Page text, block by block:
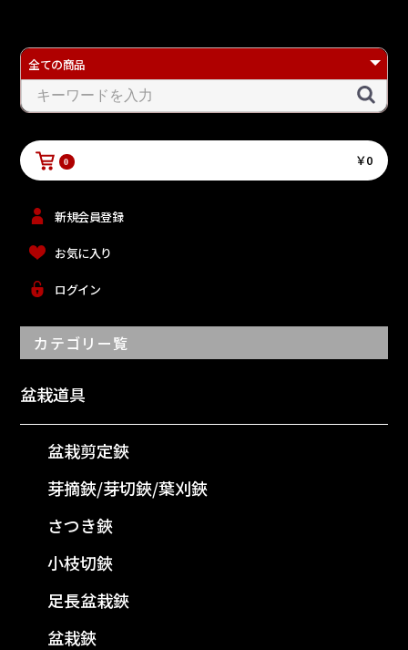
0 ￥0
新規会員登録
お気に入り
ログイン
カテゴリー覧
盆栽道具
盆栽剪定鋏
芽摘鋏/芽切鋏/葉刈鋏
さつき鋏
小枝切鋏
足長盆栽鋏
盆栽鋏